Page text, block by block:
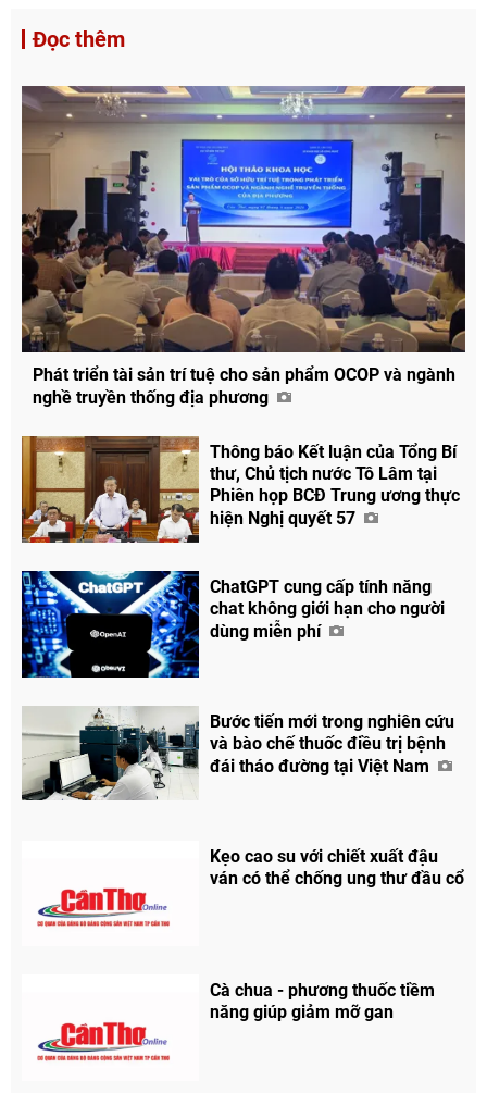
Đọc thêm
Phát triển tài sản trí tuệ cho sản phẩm OCOP và ngành
nghề truyền thống địa phương
Thông báo Kết luận của Tổng Bí
thư, Chủ tịch nước Tô Lâm tại
Phiên họp BCĐ Trung ương thực
hiện Nghị quyết 57
ChatGPT cung cấp tính năng
chat không giới hạn cho người
dùng miễn phí
Bước tiến mới trong nghiên cứu
và bào chế thuốc điều trị bệnh
đái tháo đường tại Việt Nam
Kẹo cao su với chiết xuất đậu
ván có thể chống ung thư đầu cổ
Cà chua - phương thuốc tiềm
năng giúp giảm mỡ gan